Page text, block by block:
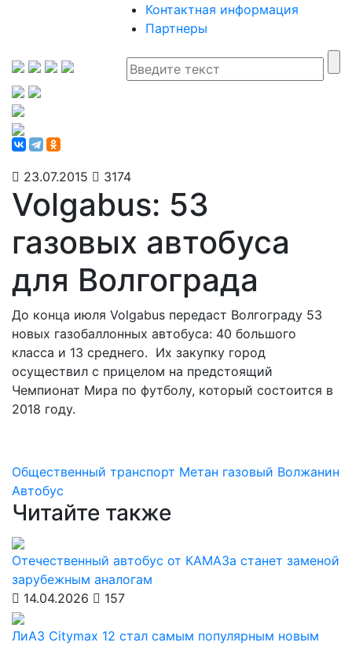
Контактная информация
Партнеры
23.07.2015 3174
Volgabus: 53
газовых автобуса
для Волгограда
До конца июля Volgabus передаст Волгограду 53
новых газобаллонных автобуса: 40 большого
класса и 13 среднего. Их закупку город
осуществил с прицелом на предстоящий
Чемпионат Мира по футболу, который состоится в
2018 году.
Общественный транспорт Метан газовый Волжанин
Автобус
Читайте также
Отечественный автобус от КАМАЗа станет заменой
зарубежным аналогам
14.04.2026
157
ЛиАЗ Citymax 12 стал самым популярным новым